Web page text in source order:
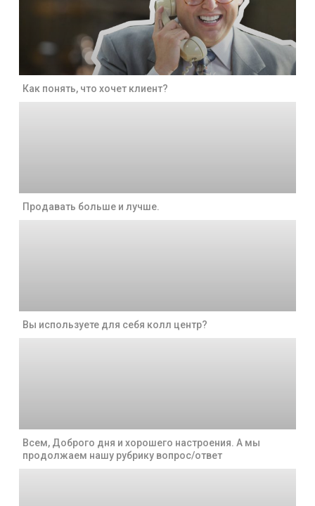
Как понять, что хочет клиент?
Продавать больше и лучше.
Вы используете для себя колл центр?
Всем, Доброго дня и хорошего настроения. А мы
продолжаем нашу рубрику вопрос/ответ